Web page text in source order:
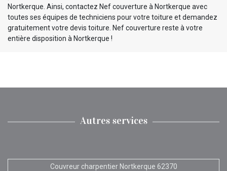
Nortkerque. Ainsi, contactez Nef couverture à Nortkerque avec
toutes ses équipes de techniciens pour votre toiture et demandez
gratuitement votre devis toiture. Nef couverture reste à votre
entière disposition à Nortkerque !
Autres services
Couvreur charpentier Nortkerque 62370